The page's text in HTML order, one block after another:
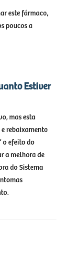
este fármaco,
poucos a
Estiver
mas esta
e rebaixamento
o efeito do
a melhora de
do Sistema